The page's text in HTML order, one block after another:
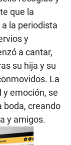
que la
la periodista
y
a cantar,
su hija y su
La
emoción, se
boda, creando
y amigos.